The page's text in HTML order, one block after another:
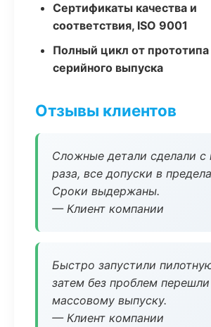
Сертификаты качества и
соответствия, ISO 9001
Полный цикл от
серийного выпуска
Отзывы клиентов
Сложные детали сделали с
раза, все допуски в
Сроки выдержаны.
— Клиент компании
Быстро запустили
затем без проблем
массовому выпуску.
— Клиент компании